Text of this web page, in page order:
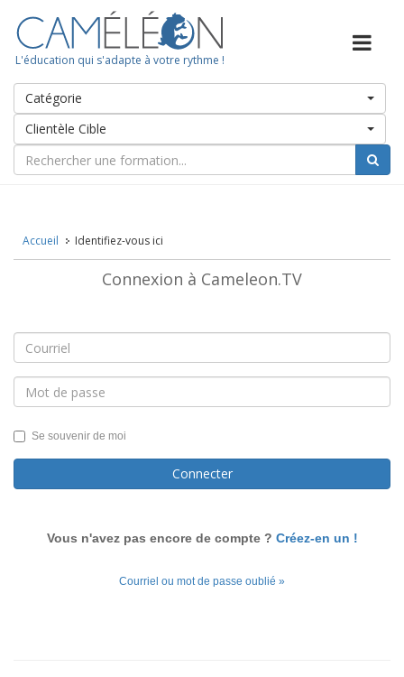
L'éducation qui s'adapte à votre rythme !
Catégorie
Clientèle Cible
Accueil Identifiez-vous ici
Connexion à Cameleon.TV
Se souvenir de moi
Connecter
Vous n'avez pas encore de compte ? Créez-en un !
Courriel ou mot de passe oublié »